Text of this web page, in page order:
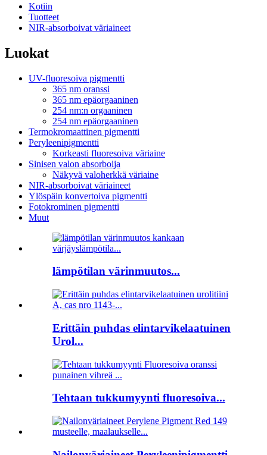
Kotiin
Tuotteet
NIR-absorboivat väriaineet
Luokat
UV-fluoresoiva pigmentti
365 nm oranssi
365 nm epäorgaaninen
254 nm:n orgaaninen
254 nm epäorgaaninen
Termokromaattinen pigmentti
Peryleenipigmentti
Korkeasti fluoresoiva väriaine
Sinisen valon absorboija
Näkyvä valoherkkä väriaine
NIR-absorboivat väriaineet
Ylöspäin konvertoiva pigmentti
Fotokrominen pigmentti
Muut
lämpötilan värinmuutos...
Erittäin puhdas elintarvikelaatuinen
Urol...
Tehtaan tukkumyynti fluoresoiva...